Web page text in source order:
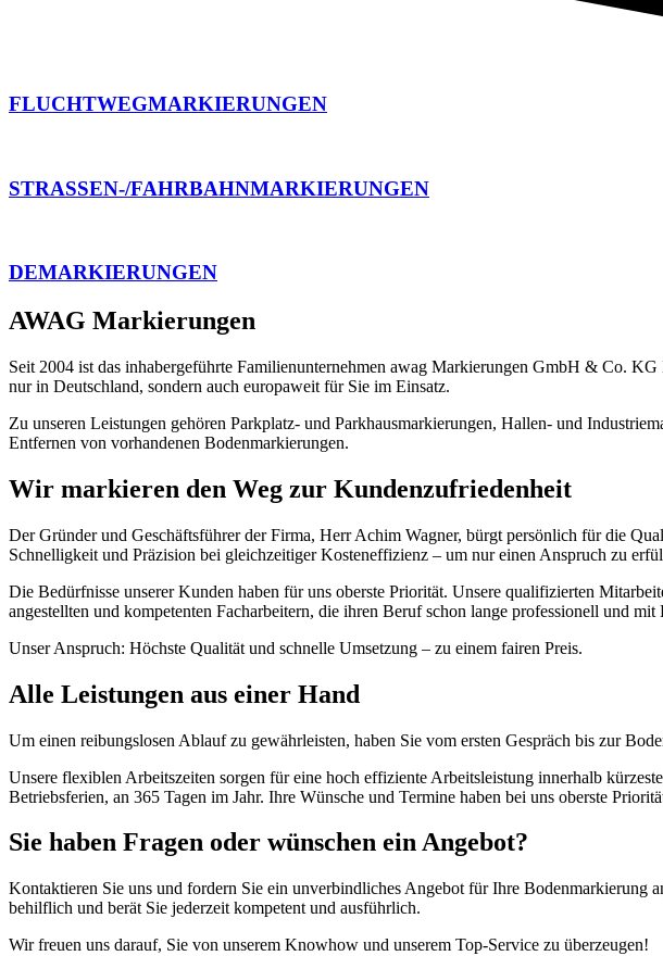
FLUCHTWEGMARKIERUNGEN
STRASSEN-/FAHRBAHNMARKIERUNGEN
DEMARKIERUNGEN
AWAG Markierungen
Seit 2004 ist das inhabergeführte Familienunternehmen awag Markierungen GmbH & Co.
nur in Deutschland, sondern auch europaweit für Sie im Einsatz.
Zu unseren Leistungen gehören Parkplatz- und Parkhausmarkierungen, Hallen- und
Entfernen von vorhandenen Bodenmarkierungen.
Wir markieren den Weg zur Kundenzufriedenheit
Der Gründer und Geschäftsführer der Firma, Herr Achim Wagner, bürgt persönlich für die
Schnelligkeit und Präzision bei gleichzeitiger Kosteneffizienz – um nur einen Anspruch zu
Die Bedürfnisse unserer Kunden haben für uns oberste Priorität. Unsere qualifizierten
angestellten und kompetenten Facharbeitern, die ihren Beruf schon lange professionell und mit
Unser Anspruch: Höchste Qualität und schnelle Umsetzung – zu einem fairen Preis.
Alle Leistungen aus einer Hand
Um einen reibungslosen Ablauf zu gewährleisten, haben Sie vom ersten Gespräch bis zur
Unsere flexiblen Arbeitszeiten sorgen für eine hoch effiziente Arbeitsleistung innerhalb
Betriebsferien, an 365 Tagen im Jahr. Ihre Wünsche und Termine haben bei uns oberste
Sie haben Fragen oder wünschen ein Angebot?
Kontaktieren Sie uns und fordern Sie ein unverbindliches Angebot für Ihre Bodenmarkierung
behilflich und berät Sie jederzeit kompetent und ausführlich.
Wir freuen uns darauf, Sie von unserem Knowhow und unserem Top-Service zu überzeugen!